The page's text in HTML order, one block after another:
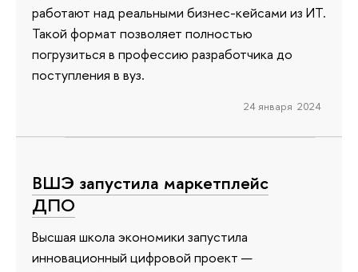
работают над реальными бизнес-кейсами из ИТ.
Такой формат позволяет полностью
погрузиться в профессию разработчика до
поступления в вуз.
24 января 2024
ВШЭ запустила маркетплейс
ДПО
Высшая школа экономики запустила
инновационный цифровой проект —